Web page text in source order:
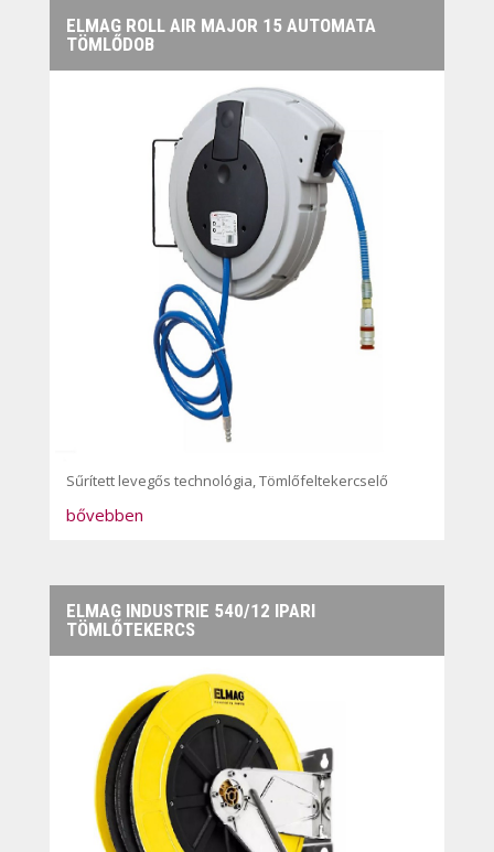
ELMAG ROLL AIR MAJOR 15 AUTOMATA
TÖMLŐDOB
Sűrített levegős technológia Tömlőfeltekercselő
bővebben
ELMAG INDUSTRIE 540/12 IPARI
TÖMLŐTEKERCS